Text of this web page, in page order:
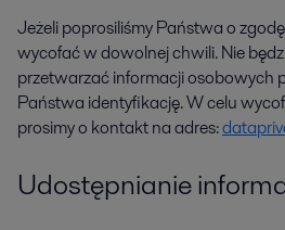
Jeżeli poprosiliśmy Państwa o
wycofać w dowolnej chwili. Nie
przetwarzać informacji osobowych
Państwa identyfikację. W celu
prosimy o kontakt na adres:
Udostępnianie